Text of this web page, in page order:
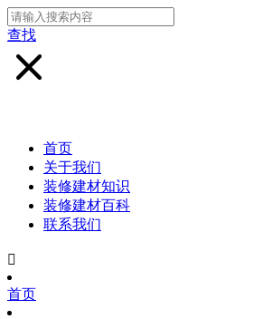
查找
首页
关于我们
装修建材知识
装修建材百科
联系我们

首页